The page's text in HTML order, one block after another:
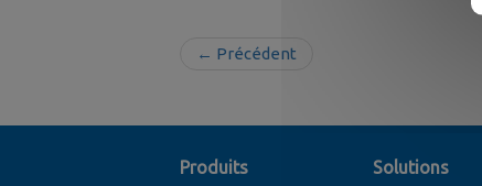
← Précédent
Produits Solutions